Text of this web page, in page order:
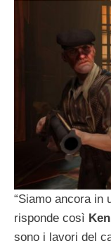
“Siamo ancora in
risponde così
sono i lavori del